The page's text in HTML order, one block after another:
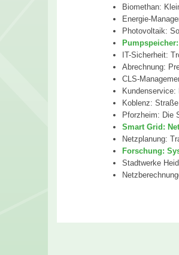
Biomethan:
Energie-
Photovoltaik:
IT-Sicherheit:
Abrechnung:
CLS-
Kundenservice:
Koblenz:
Pforzheim: Die
Smart Grid:
Netzplanung:
Forschung:
Stadtwerke